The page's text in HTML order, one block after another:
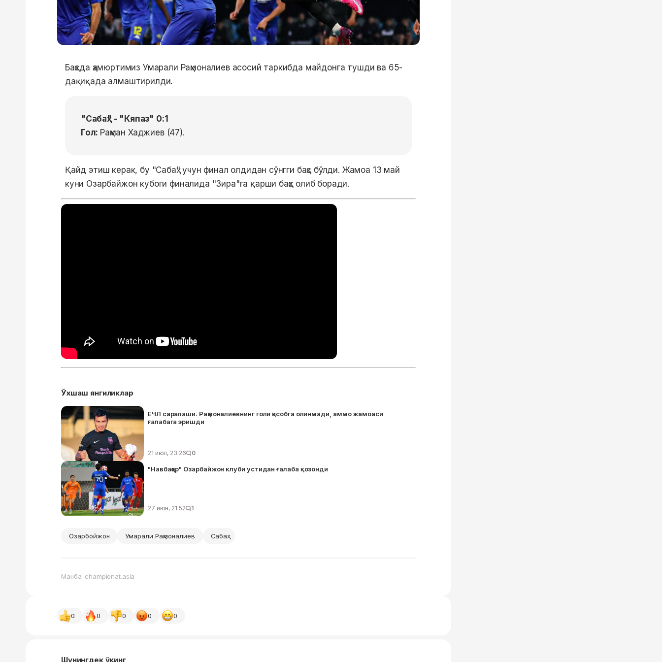
Баҳсда ҳамюртимиз Умарали Раҳмоналиев асосий таркибда майдонга тушди ва 65-
дақиқада алмаштирилди.
"Сабаҳ" - "Кяпаз" 0:1
Гол: Раҳман Хаджиев (47).
Қайд этиш керак, бу "Сабаҳ" учун финал олдидан сўнгги баҳс бўлди. Жамоа 13 май
куни Озарбайжон кубоги финалида "Зира"га қарши баҳс олиб боради.
Ўхшаш янгиликлар
ЕЧЛ саралаши. Раҳмоналиевнинг голи ҳисобга олинмади, аммо жамоаси
ғалабага эришди
21 июл, 23:26 0
"Навбаҳор" Озарбайжон клуби устидан ғалаба қозонди
27 июн, 21:52 1
Озарбойжон Умарали Раҳмоналиев Сабаҳ
Манба: championat.asia
0 0 0 0 0
Шунингдек ўқинг